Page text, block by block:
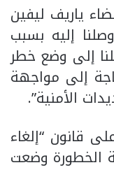
ياريف ليفين
إليه بسبب
إلى وضع خطر
إلى مواجهة
الأمنية”.
قانون “إلغاء
الخطورة وضعت